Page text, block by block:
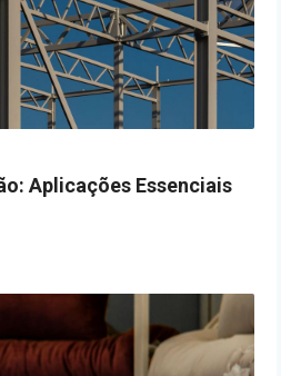
Aplicações Essenciais